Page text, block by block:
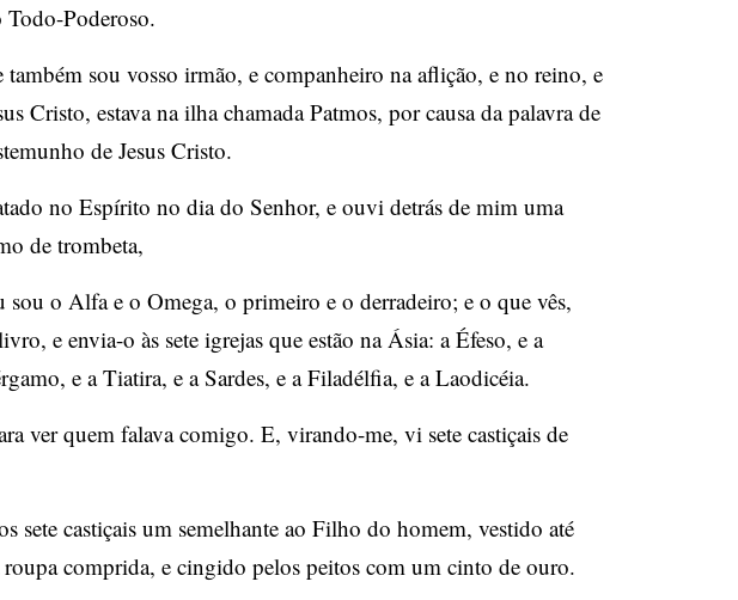
Poderoso.
também sou vosso irmão, e companheiro na aflição, e no reino, e
Cristo, estava na ilha chamada Patmos, por causa da palavra de
de Jesus Cristo.
no Espírito no dia do Senhor, e ouvi detrás de mim uma
de trombeta,
sou o Alfa e o Omega, o primeiro e o derradeiro; e o que vês,
e envia-o às sete igrejas que estão na Ásia: a Éfeso, e a
e a Tiatira, e a Sardes, e a Filadélfia, e a Laodicéia.
ver quem falava comigo. E, virando-me, vi sete castiçais de
sete castiçais um semelhante ao Filho do homem, vestido até
roupa comprida, e cingido pelos peitos com um cinto de ouro.